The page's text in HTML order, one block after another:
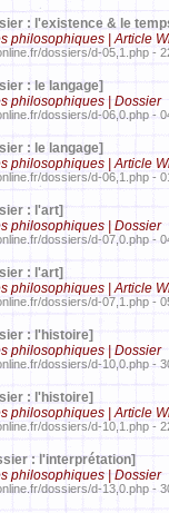
: l'existence & le
philosophiques | Article
dossiers/d-05,1.php -
: le langage]
philosophiques | Dossier
dossiers/d-06,0.php -
: le langage]
philosophiques | Article
dossiers/d-06,1.php -
: l'art]
philosophiques | Dossier
dossiers/d-07,0.php -
: l'art]
philosophiques | Article
dossiers/d-07,1.php -
: l'histoire]
philosophiques | Dossier
dossiers/d-10,0.php -
: l'histoire]
philosophiques | Article
dossiers/d-10,1.php -
: l'interprétation]
philosophiques | Dossier
dossiers/d-13,0.php -